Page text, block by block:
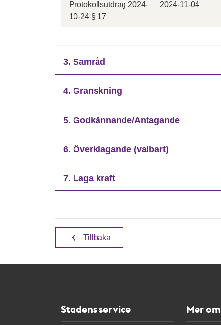
Protokollsutdrag 2024-
10-24 § 17
2024-11-04
3. Samråd
4. Granskning
5. Godkännande/Antagande
6. Överklagande (valbart)
7. Laga kraft
Tillbaka
Stadens service Mer